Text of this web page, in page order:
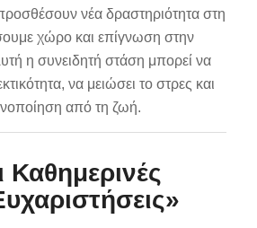
νέα δραστηριότητα στη
χώρο και επίγνωση στην
η συνειδητή στάση μπορεί να
να μειώσει το στρες και
από τη ζωή.
Καθημερινές